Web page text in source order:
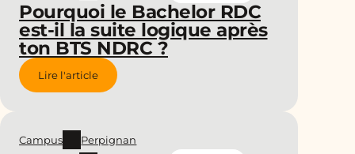
Pourquoi le Bachelor RDC
est-il la suite logique après
ton BTS NDRC ?
Lire l'article
Campus
Perpignan